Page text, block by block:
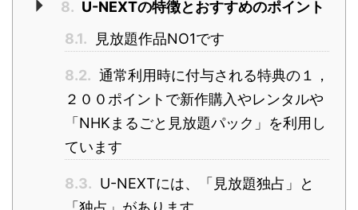
8. U-NEXTの特徴とおすすめのポイント
8.1.
見放題作品NO1です
8.2. 通常利用時に付与される特典の１，
２００ポイントで新作購入やレンタルや
「NHKまるごと見放題パック」を利用し
ています
8.3. U-NEXTには、「見放題独占」と